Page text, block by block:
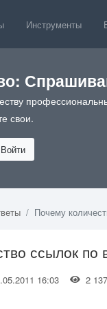
Инструменты
свои.
Войти
Почему
ссылок по
16:03 2